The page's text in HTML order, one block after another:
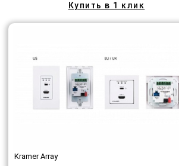
Купить в 1 клик
Kramer Array